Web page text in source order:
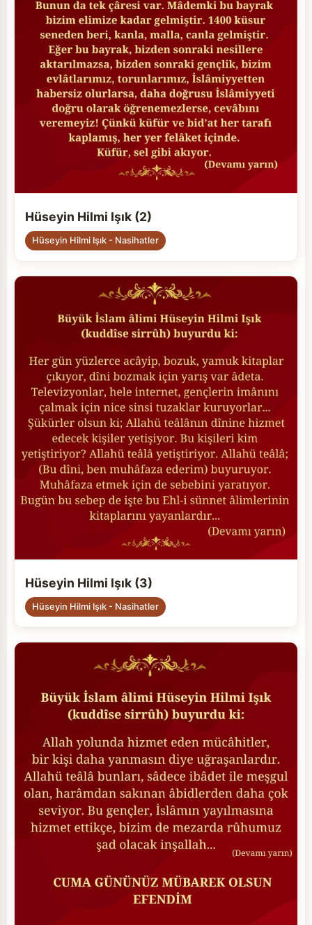
Hüseyin Hilmi Işık (2)
Hüseyin Hilmi Işık - Nasihatler
Hüseyin Hilmi Işık (3)
Hüseyin Hilmi Işık - Nasihatler